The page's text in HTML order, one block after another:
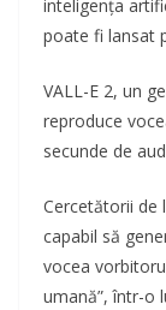
inteligența
poate fi lansat
VALL-E 2, un
reproduce
secunde de
Cercetătorii de
capabil să
vocea
umană”, într-o